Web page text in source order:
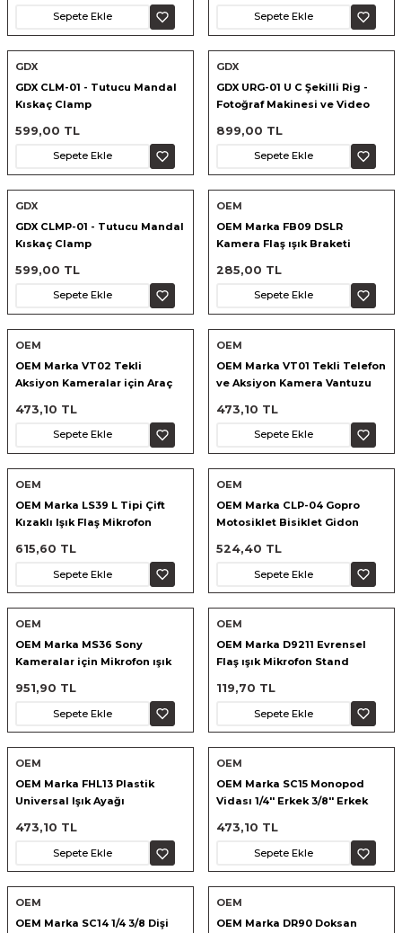
Sepete Ekle Sepete Ekle
GDX
GDX CLM-01 - Tutucu Mandal
Kıskaç Clamp
599,00 TL
Sepete Ekle
GDX
GDX URG-01 U C Şekilli Rig -
Fotoğraf Makinesi ve Video
899,00 TL
Sepete Ekle
GDX
GDX CLMP-01 - Tutucu Mandal
Kıskaç Clamp
599,00 TL
Sepete Ekle
OEM
OEM Marka FB09 DSLR
Kamera Flaş ışık Braketi
285,00 TL
Sepete Ekle
OEM
OEM Marka VT02 Tekli
Aksiyon Kameralar için Araç
473,10 TL
Sepete Ekle
OEM
OEM Marka VT01 Tekli Telefon
ve Aksiyon Kamera Vantuzu
473,10 TL
Sepete Ekle
OEM
OEM Marka LS39 L Tipi Çift
Kızaklı Işık Flaş Mikrofon
615,60 TL
Sepete Ekle
OEM
OEM Marka CLP-04 Gopro
Motosiklet Bisiklet Gidon
524,40 TL
Sepete Ekle
OEM
OEM Marka MS36 Sony
Kameralar için Mikrofon ışık
951,90 TL
Sepete Ekle
OEM
OEM Marka D9211 Evrensel
Flaş ışık Mikrofon Stand
119,70 TL
Sepete Ekle
OEM
OEM Marka FHL13 Plastik
Universal Işık Ayağı
473,10 TL
Sepete Ekle
OEM
OEM Marka SC15 Monopod
Vidası 1/4'' Erkek 3/8'' Erkek
473,10 TL
Sepete Ekle
OEM
OEM Marka SC14 1/4 3/8 Dişi
OEM
OEM Marka DR90 Doksan